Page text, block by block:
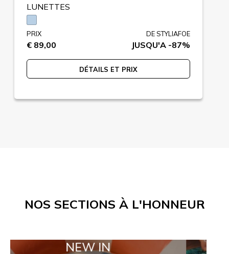
LUNETTES
PRIX
€ 89,00
DE STYLIAFOE
JUSQU'A -87%
DÉTAILS ET PRIX
NOS SECTIONS À L'HONNEUR
NEW IN TAILOR